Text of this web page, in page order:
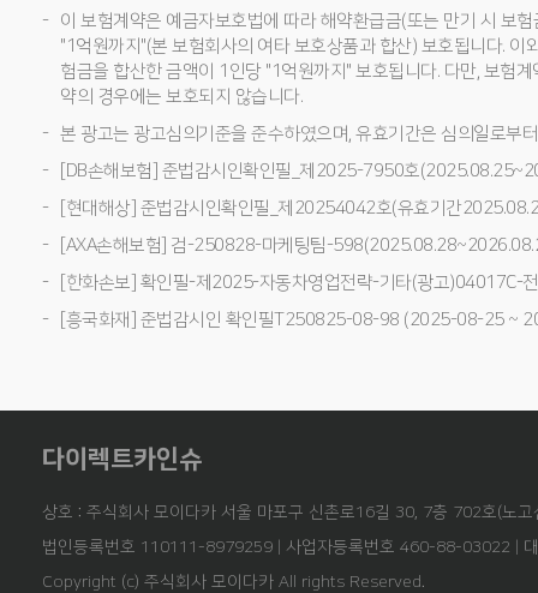
이 보험계약은 예금자보호법에 따라 해약환급금(또는 만기 시 보
"1억원까지"(본 보험회사의 여타 보호상품과 합산) 보호됩니다. 이
험금을 합산한 금액이 1인당 "1억원까지" 보호됩니다. 다만, 보험
약의 경우에는 보호되지 않습니다.
본 광고는 광고심의기준을 준수하였으며, 유효기간은 심의일로부
[DB손해보험] 준법감시인확인필_제2025-7950호
[현대해상] 준법감시인확인필_제20254042호(유효기간
[AXA손해보험] 검-250828-마케팅팀-
[한화손보] 확인필-제2025-자동차영업전략-기타(광고)04017C-
[흥국화재] 준법감시인 확인필T250825-08-98 (2025-08-25 ~
다이렉트카인슈
상호 : 주식회사 모이다카 서울 마포구 신촌로16길 30, 7층 702호(노고
법인등록번호 110111-8979259 | 사업자등록번호 460-88-03022 |
Copyright (c) 주식회사 모이다카 All rights Reserved.